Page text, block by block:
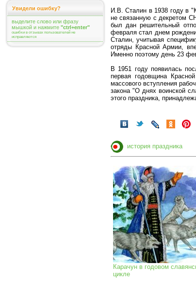
Увидели ошибку?
выделите слово или фразу
мышкой и нажмите "ctrl+enter"
ошибки в отзывах пользователей не
исправляются
И.В. Сталин в 1938 году в
не связанную с декретом
был дан решительный
февраля стал днем
Сталин, учитывая
отряды Красной Армии,
Именно поэтому день 23
В 1951 году появилась
первая годовщина
массового вступления
закона "О днях воинской
этого праздника,
история праздника
Карачун в годовом
цикле